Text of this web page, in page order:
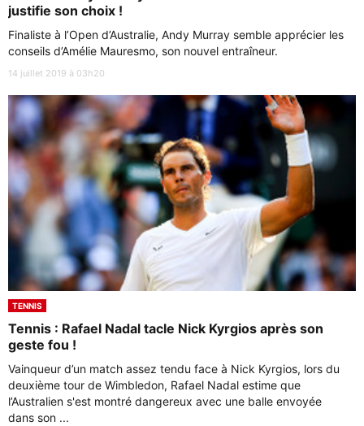
justifie son choix !
Finaliste à l’Open d’Australie, Andy Murray semble apprécier les
conseils d’Amélie Mauresmo, son nouvel entraîneur.
14 juillet 2019 à 03h20
TENNIS
Tennis : Rafael Nadal tacle Nick Kyrgios après son
geste fou !
Vainqueur d’un match assez tendu face à Nick Kyrgios, lors du
deuxième tour de Wimbledon, Rafael Nadal estime que
l’Australien s'est montré dangereux avec une balle envoyée
dans son ...